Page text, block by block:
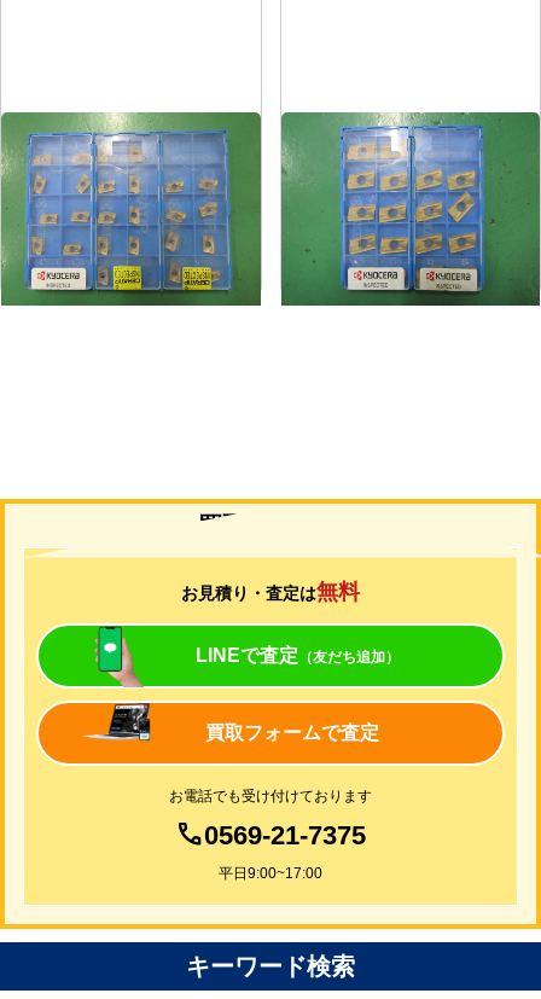
ミーリングチップ
メーカー 京セラ
形 式BDMT11T308ER-JT
年 式-
ミーリングチップ
メーカー 京セラ
式BDMT170408ER-JT
式-
買取について
お見積り・査定は無料
LINEで査定 （友だち追加）
買取フォームで査定
お電話でも受け付けております
0569-21-7375
平日9:00~17:00
キーワード検索